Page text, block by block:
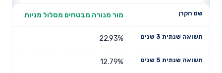
מור מנורה מבטחים מסלול מניות
22.93%
12.79%